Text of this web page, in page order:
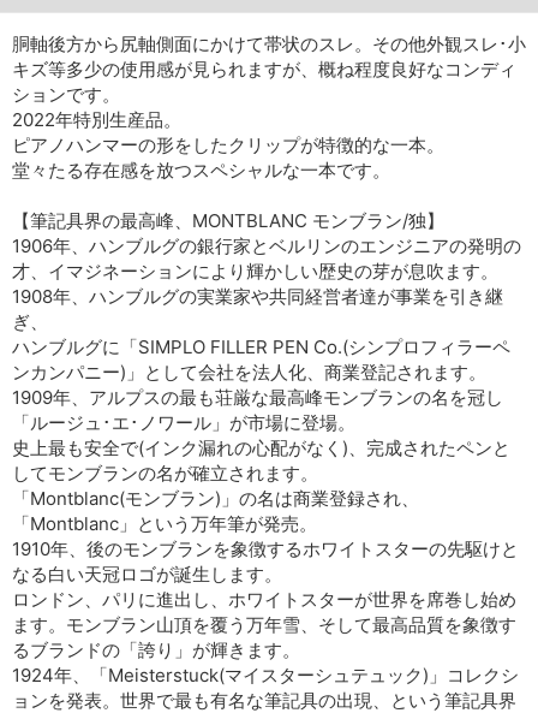
胴軸後方から尻軸側面にかけて帯状のスレ。その他外観スレ･小
キズ等多少の使用感が見られますが、概ね程度良好なコンディ
ションです。
2022年特別生産品。
ピアノハンマーの形をしたクリップが特徴的な一本。
堂々たる存在感を放つスペシャルな一本です。
【筆記具界の最高峰、MONTBLANC モンブラン/独】
1906年、ハンブルグの銀行家とベルリンのエンジニアの発明の
才、イマジネーションにより輝かしい歴史の芽が息吹ます。
1908年、ハンブルグの実業家や共同経営者達が事業を引き継
ぎ、
ハンブルグに「SIMPLO FILLER PEN Co.(シンプロフィラーペ
ンカンパニー)」として会社を法人化、商業登記されます。
1909年、アルプスの最も荘厳な最高峰モンブランの名を冠し
「ルージュ･エ･ノワール」が市場に登場。
史上最も安全で(インク漏れの心配がなく)、完成されたペンと
してモンブランの名が確立されます。
「Montblanc(モンブラン)」の名は商業登録され、
「Montblanc」という万年筆が発売。
1910年、後のモンブランを象徴するホワイトスターの先駆けと
なる白い天冠ロゴが誕生します。
ロンドン、パリに進出し、ホワイトスターが世界を席巻し始め
ます。モンブラン山頂を覆う万年雪、そして最高品質を象徴す
るブランドの「誇り」が輝きます。
1924年、「Meisterstuck(マイスターシュテュック)」コレクシ
ョンを発表。世界で最も有名な筆記具の出現、という筆記具界